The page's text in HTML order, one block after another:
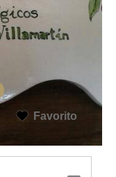
Favorito